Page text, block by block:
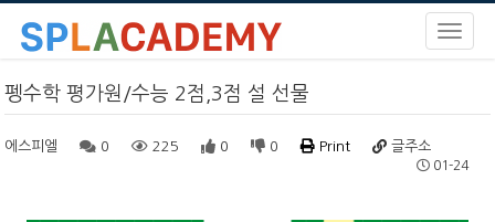
펭수학 평가원/수능 2점,3점 설 선물
에스피엘 0 225 0 0 Print 글주소
01-24